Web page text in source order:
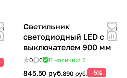
Светильник
светодиодный LED с
выключателем 900 мм
0 0 В наличии: 2
845,50 руб.890 руб. -5%